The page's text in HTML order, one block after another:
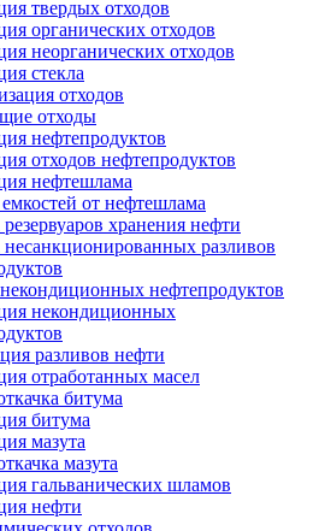
твердых отходов
органических отходов
неорганических отходов
стекла
отходов
отходы
нефтепродуктов
отходов нефтепродуктов
нефтешлама
от нефтешлама
резервуаров хранения нефти
несанкционированных разливов
нефтепродуктов
некондиционных
разливов нефти
отработанных масел
битума
битума
мазута
мазута
гальванических шламов
нефти